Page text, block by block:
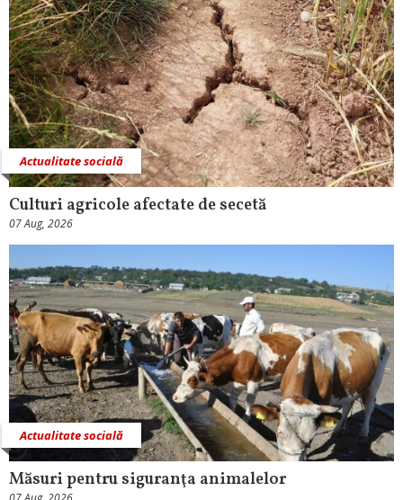
Actualitate socială
Culturi agricole afectate de secetă
07 Aug, 2026
Actualitate socială
Măsuri pentru siguranţa animalelor